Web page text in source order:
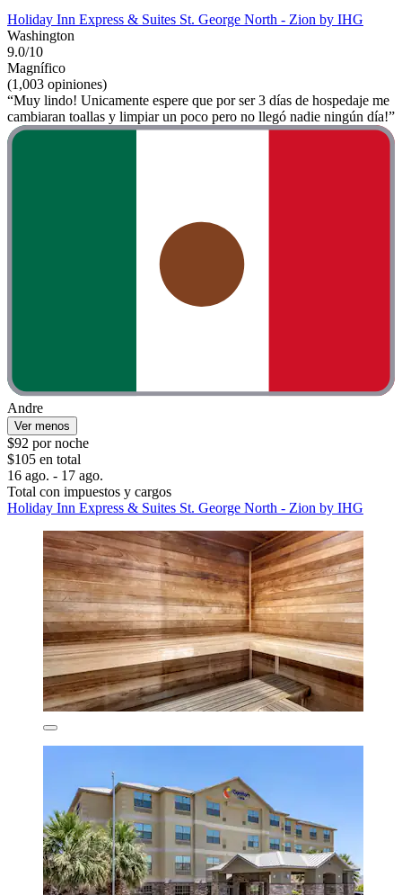
Holiday Inn Express & Suites St. George North - Zion by IHG
Washington
9.0/10
Magnífico
(1,003 opiniones)
“Muy lindo! Unicamente espere que por ser 3 días de hospedaje me
cambiaran toallas y limpiar un poco pero no llegó nadie ningún día!”
Andre
Ver menos
$92 por noche
$105 en total
16 ago. - 17 ago.
Total con impuestos y cargos
Holiday Inn Express & Suites St. George North - Zion by IHG